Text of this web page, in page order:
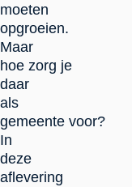
moeten
opgroeien.
Maar
hoe zorg je
daar
als
gemeente voor?
In
deze
aflevering